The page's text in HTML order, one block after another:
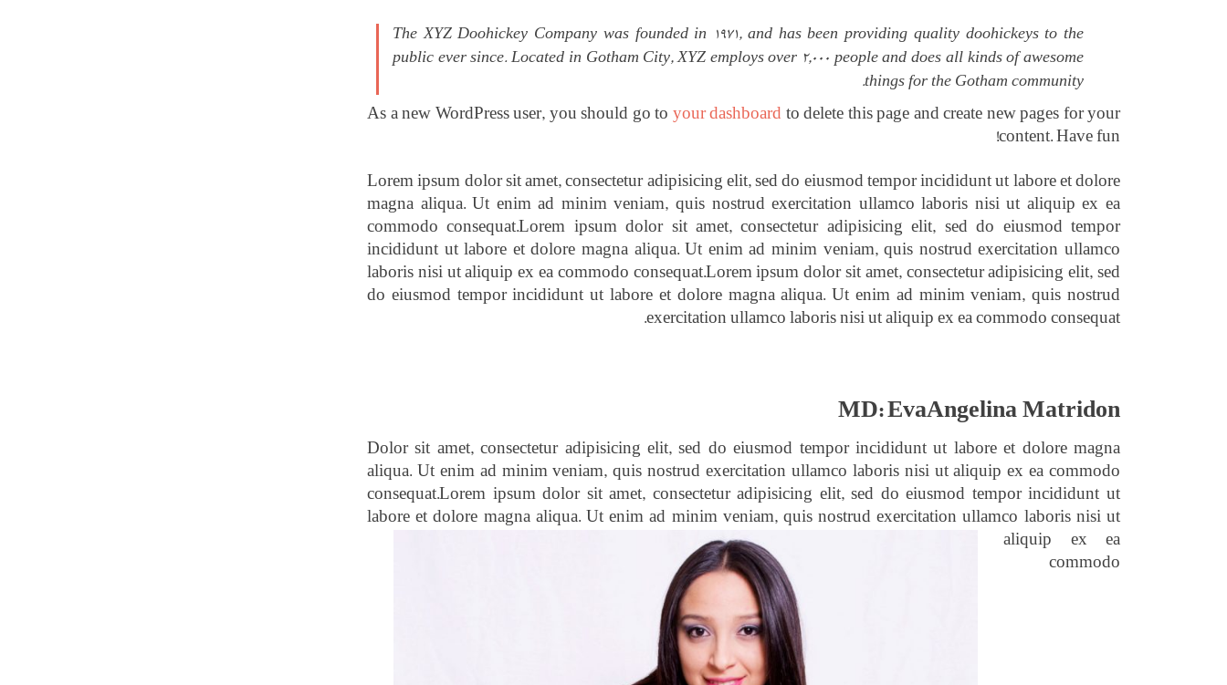
The XYZ Doohickey Company was founded in 1971, and has been providing quality doohickeys to the
public ever since. Located in Gotham City, XYZ employs over 2,000 people and does all kinds of awesome
things for the Gotham community.
As a new WordPress user, you should go to your dashboard to delete this page and create new pages for your
content. Have fun!
Lorem ipsum dolor sit amet, consectetur adipisicing elit, sed do eiusmod tempor incididunt ut labore et dolore
magna aliqua. Ut enim ad minim veniam, quis nostrud exercitation ullamco laboris nisi ut aliquip ex ea
commodo consequat.Lorem ipsum dolor sit amet, consectetur adipisicing elit, sed do eiusmod tempor
incididunt ut labore et dolore magna aliqua. Ut enim ad minim veniam, quis nostrud exercitation ullamco
laboris nisi ut aliquip ex ea commodo consequat.Lorem ipsum dolor sit amet, consectetur adipisicing elit, sed
do eiusmod tempor incididunt ut labore et dolore magna aliqua. Ut enim ad minim veniam, quis nostrud
exercitation ullamco laboris nisi ut aliquip ex ea commodo consequat.
MD: EvaAngelina Matridon
Dolor sit amet, consectetur adipisicing elit, sed do eiusmod tempor incididunt ut labore et dolore magna
aliqua. Ut enim ad minim veniam, quis nostrud exercitation ullamco laboris nisi ut aliquip ex ea commodo
consequat.Lorem ipsum dolor sit amet, consectetur adipisicing elit, sed do eiusmod tempor incididunt ut
labore et dolore magna aliqua. Ut enim ad minim veniam, quis nostrud exercitationullamco laboris nisi ut
aliquip ex ea
commodo